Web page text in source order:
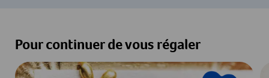
Pour continuer de vous régaler